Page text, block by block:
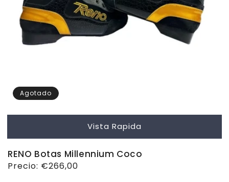
Agotado
Vista Rapida
RENO Botas Millennium Coco
Precio
Precio: €266,00